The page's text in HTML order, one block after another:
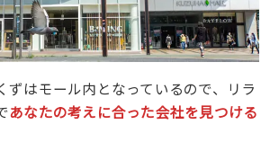
ずはモール内となっているので、リラ
あなたの考えに合った会社を見つける